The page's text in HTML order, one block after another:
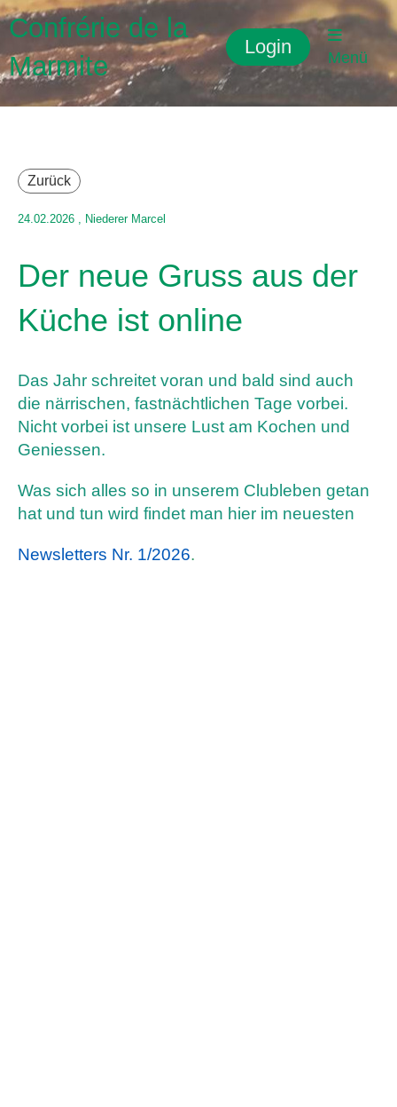
Confrérie de la
Marmite
Login Menü
Zurück
24.02.2026 , Niederer Marcel
Der neue Gruss aus der
Küche ist online
Das Jahr schreitet voran und bald sind auch
die närrischen, fastnächtlichen Tage vorbei.
Nicht vorbei ist unsere Lust am Kochen und
Geniessen.
Was sich alles so in unserem Clubleben getan
hat und tun wird findet man hier im neuesten
Newsletters Nr. 1/2026.